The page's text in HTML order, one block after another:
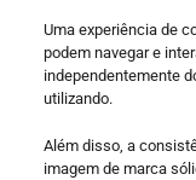
Uma experiência de
podem navegar e
independentemente
utilizando.
Além disso, a
imagem de marca